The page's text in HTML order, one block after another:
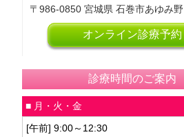
986-0850 宮城県 石巻市あゆみ野
オンライン診療予約
診療時間のご案内
■ 月・火・金
[午前] 9:00～12:30